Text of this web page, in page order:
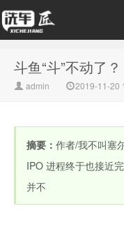
斗鱼“斗”不动了？
admin 2019-11-20
摘要： 作者/我不叫塞
IPO 进程终于也接近
并不